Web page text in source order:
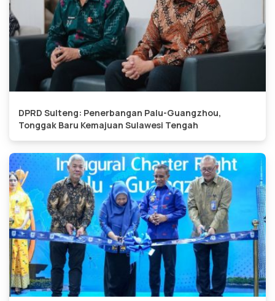
DPRD Sulteng: Penerbangan Palu-Guangzhou,
Tonggak Baru Kemajuan Sulawesi Tengah